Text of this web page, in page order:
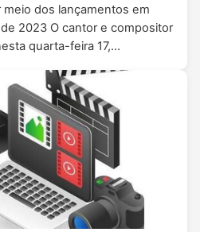
dos lançamentos em
2023 O cantor e compositor
quarta-feira 17,…